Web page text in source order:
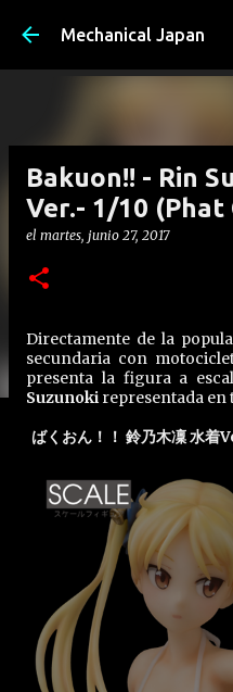
Ir al
Mechanical Japan
Bakuon!! - Rin
Ver.- 1/10 (Phat
el martes, junio 27, 2017
Directamente de la
secundaria con
presenta la figura a
Suzunoki representada en
ばくおん！！ 鈴乃木凜 水着